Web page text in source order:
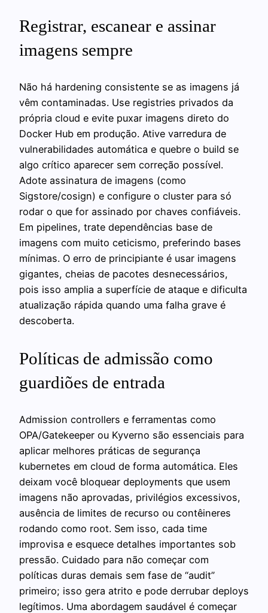
Registrar, escanear e assinar
imagens sempre
Não há hardening consistente se as imagens já
vêm contaminadas. Use registries privados da
própria cloud e evite puxar imagens direto do
Docker Hub em produção. Ative varredura de
vulnerabilidades automática e quebre o build se
algo crítico aparecer sem correção possível.
Adote assinatura de imagens (como
Sigstore/cosign) e configure o cluster para só
rodar o que for assinado por chaves confiáveis.
Em pipelines, trate dependências base de
imagens com muito ceticismo, preferindo bases
mínimas. O erro de principiante é usar imagens
gigantes, cheias de pacotes desnecessários,
pois isso amplia a superfície de ataque e dificulta
atualização rápida quando uma falha grave é
descoberta.
Políticas de admissão como
guardiões de entrada
Admission controllers e ferramentas como
OPA/Gatekeeper ou Kyverno são essenciais para
aplicar melhores práticas de segurança
kubernetes em cloud de forma automática. Eles
deixam você bloquear deployments que usem
imagens não aprovadas, privilégios excessivos,
ausência de limites de recurso ou contêineres
rodando como root. Sem isso, cada time
improvisa e esquece detalhes importantes sob
pressão. Cuidado para não começar com
políticas duras demais sem fase de “audit”
primeiro; isso gera atrito e pode derrubar deploys
legítimos. Uma abordagem saudável é começar